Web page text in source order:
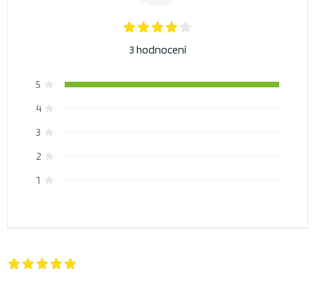
3 hodnocení
5
4
3
2
1